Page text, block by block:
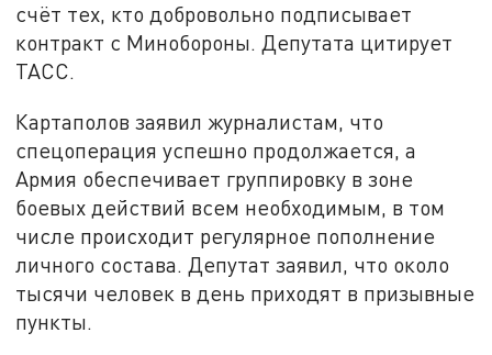
счёт тех, кто добровольно подписывает
контракт с Минобороны. Депутата цитирует
ТАСС.
Картаполов заявил журналистам, что
спецоперация успешно продолжается, а
Армия обеспечивает группировку в зоне
боевых действий всем необходимым, в том
числе происходит регулярное пополнение
личного состава. Депутат заявил, что около
тысячи человек в день приходят в призывные
пункты.